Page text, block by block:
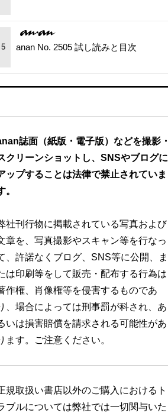
5 anan No. 2505 試し読みと目次
誌面（紙版・電子版）などを撮影・
クリーンショットし、SNSやブログに
ップすることは法律で禁止されていま
。
社刊行物に掲載されている写真および
章を、写真撮影やスキャン等を行なっ
、許諾なくブログ、SNS等に公開、ま
は印刷等をして販売・配布する行為は
作権、肖像権等を侵害するものであ
、場合によっては刑事罰が科され、あ
いは損害賠償を請求される可能性があ
ます。ご注意ください。
規取扱い書店以外のご購入におけるト
ブルについては弊社では一切関与いた